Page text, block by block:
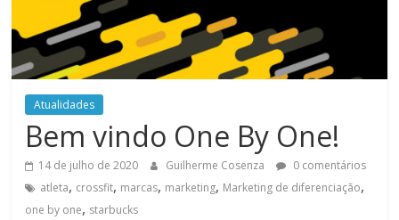
Atualidades
Bem vindo One By One!
14 de julho de 2020 Guilherme Cosenza
0 comentários
atleta, crossfit, marcas, marketing, Marketing de diferenciação,
one by one, starbucks